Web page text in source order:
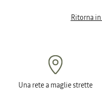
Ritorna
Una rete a maglie strette